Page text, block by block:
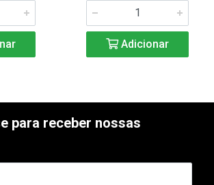
Adicionar
para receber nossas